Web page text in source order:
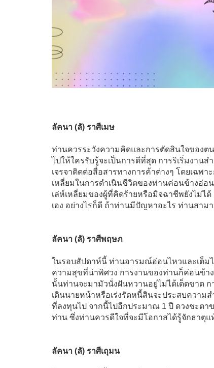
ลัคนา (ลั) ราศีเมษ
ท่านควรระวังความคิดและการตัดสินใจของต
ไปให้ใครรับรู้จะเป็นการดีที่สุด การริเริ่มงาน
เจรจาติดต่อสื่อสารทางการค้าต่างๆ โดยเฉ
เหลี่ยมในการดำเนินชีวิตของท่านค่อนข้างอ่
เล่ห์เหลี่ยมของผู้ที่คิดร้ายหรือมิจฉาชีพยังไม่ไ
เอง อย่างไรก็ดี ถ้าท่านมีปัญหาอะไร ท่านสาม
ลัคนา (ลั) ราศีพฤษภ
ในรอบสัปดาห์นี้ ท่านอารมณ์อ่อนไหวและเต็ม
ความสุขที่น่าพิศวง การงานของท่านก็ค่อนข้า
นั้นท่านจะมามัวนั่งฝันหวานอยู่ไม่ได้เด็ดขาด ก
เดินนายหน้าหรือเร่งรัดหนี้สินจะประสบความ
ที่ลงทุนไป จากนี้ไปอีกประมาณ 1 ปี ดวงชะต
ท่าน ซึ่งท่านควรดีใจที่จะมีโอกาสได้รู้จักธาตุ
ลัคนา (ลั) ราศีเถุมน